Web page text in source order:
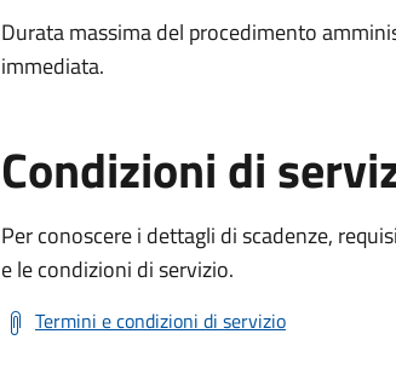
Durata massima del procedimento
immediata.
Condizioni di
Per conoscere i dettagli di scadenze,
e le condizioni di servizio.
Termini e condizioni di servizio